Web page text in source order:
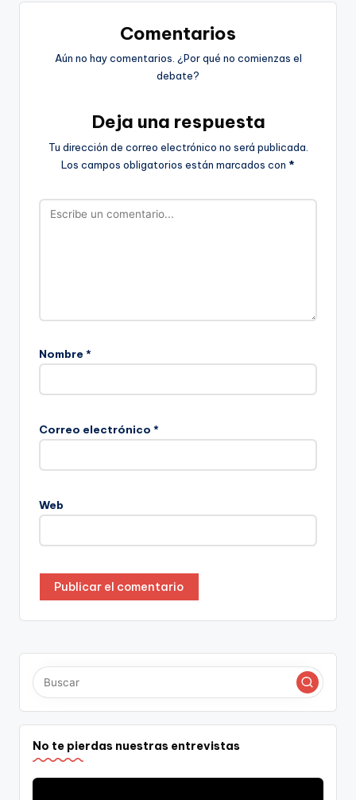
Comentarios
Aún no hay comentarios. ¿Por qué no comienzas el
debate?
Deja una respuesta
Tu dirección de correo electrónico no será publicada.
Los campos obligatorios están marcados con *
Nombre *
Correo electrónico *
Web
No te pierdas nuestras entrevistas